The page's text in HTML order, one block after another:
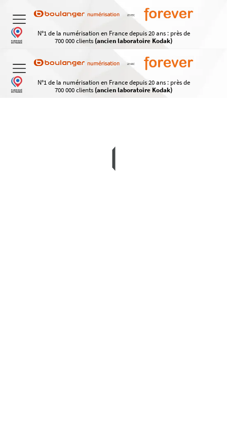
N°1 de la numérisation en France depuis 20 ans : près de
700 000 clients (ancien laboratoire Kodak)
N°1 de la numérisation en France depuis 20 ans : près de
700 000 clients (ancien laboratoire Kodak)